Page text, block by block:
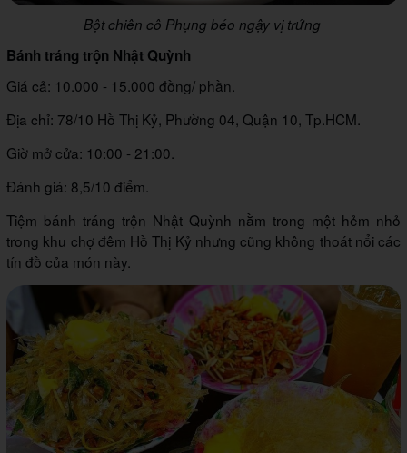
Bột chiên cô Phụng béo ngậy vị trứng
Bánh tráng trộn Nhật Quỳnh
Giá cả: 10.000 - 15.000 đồng/ phần.
Địa chỉ: 78/10 Hồ Thị Kỷ, Phường 04, Quận 10, Tp.HCM.
Giờ mở cửa: 10:00 - 21:00.
Đánh giá: 8,5/10 điểm.
Tiệm bánh tráng trộn Nhật Quỳnh nằm trong một hẻm nhỏ
trong khu chợ đêm Hồ Thị Kỷ nhưng cũng không thoát nổi các
tín đồ của món này.